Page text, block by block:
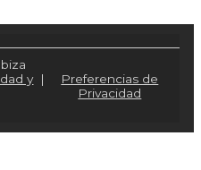
y |
Preferencias de
Privacidad